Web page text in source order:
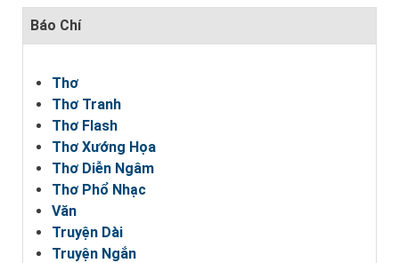
Báo Chí
Thơ
Thơ Tranh
Thơ Flash
Thơ Xướng Họa
Thơ Diễn Ngâm
Thơ Phổ Nhạc
Văn
Truyện Dài
Truyện Ngắn